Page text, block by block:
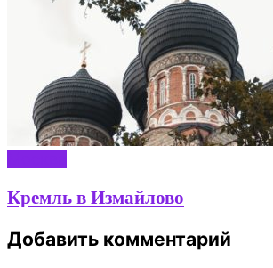
Кремль в Измайлово
Добавить комментарий